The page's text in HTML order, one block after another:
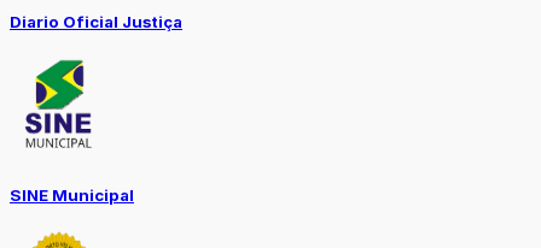
Diario Oficial Justiça
SINE Municipal